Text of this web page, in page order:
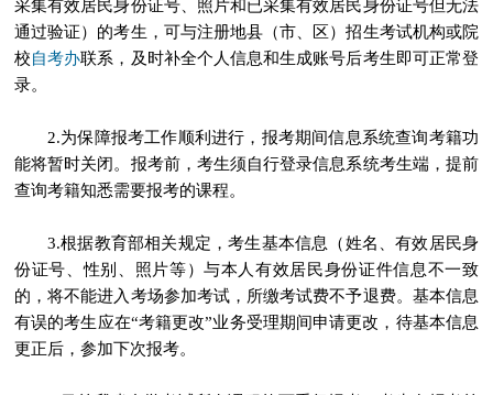
采集有效居民身份证号、照片和已采集有效居民身份证号但无法
通过验证）的考生，可与注册地县（市、区）招生考试机构或院
校自考办联系，及时补全个人信息和生成账号后考生即可正常登
录。
2.为保障报考工作顺利进行，报考期间信息系统查询考籍功
能将暂时关闭。报考前，考生须自行登录信息系统考生端，提前
查询考籍知悉需要报考的课程。
3.根据教育部相关规定，考生基本信息（姓名、有效居民身
份证号、性别、照片等）与本人有效居民身份证件信息不一致
的，将不能进入考场参加考试，所缴考试费不予退费。基本信息
有误的考生应在“考籍更改”业务受理期间申请更改，待基本信息
更正后，参加下次报考。